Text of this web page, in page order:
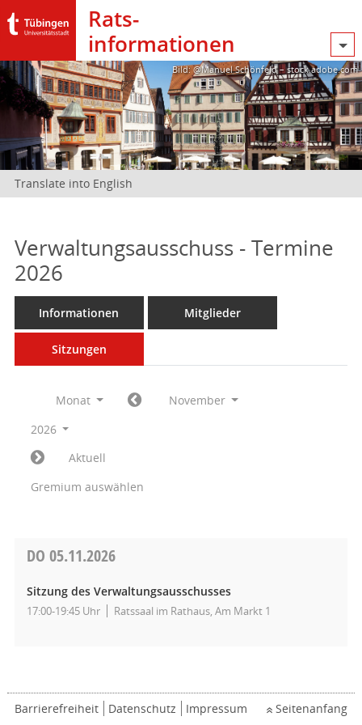
Rats­
informationen
Bild: @Manuel Schönfeld – stock.adobe.com
Translate into English
Verwaltungsausschuss - Termine
2026
Informationen Mitglieder
Sitzungen
Monat
November
2026
Aktuell
Gremium auswählen
DO 05.11.2026
Sitzung des Verwaltungsausschusses
17:00-19:45 Uhr Ratssaal im Rathaus, Am Markt 1
Barrierefreiheit Datenschutz Impressum Seitenanfang